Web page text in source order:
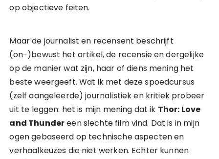
op objectieve feiten.
Maar de journalist en recensent beschrijft
(on-)bewust het artikel, de recensie en dergelijke
op de manier wat zijn, haar of diens mening het
beste weergeeft. Wat ik met deze spoedcursus
(zelf aangeleerde) journalistiek en kritiek probeer
uit te leggen: het is mijn mening dat ik Thor: Love
and Thundereen slechte film vind. Dat is in mijn
ogen gebaseerd op technische aspecten en
verhaalkeuzes die niet werken. Echter kunnen